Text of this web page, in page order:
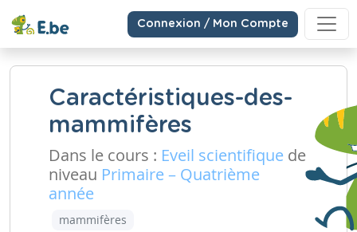
Connexion / Mon Compte
Caractéristiques-des-
mammifères
Dans le cours : Eveil scientifique de
niveau Primaire – Quatrième
année
mammifères